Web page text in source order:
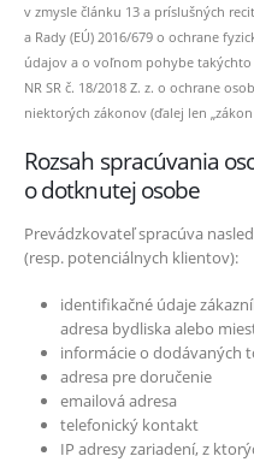
v zmysle článku 13 a príslušných
a Rady (EÚ) 2016/679 o ochrane
údajov a o voľnom pohybe takýchto
NR SR č. 18/2018 Z. z. o ochrane
niektorých zákonov (ďalej len
Rozsah spracúvania
o dotknutej osobe
Prevádzkovateľ spracúva
(resp. potenciálnych klientov):
identifikačné údaje
adresa bydliska alebo
informácie o dodávaných
adresa pre doručenie
emailová adresa
telefonický kontakt
IP adresy zariadení, z